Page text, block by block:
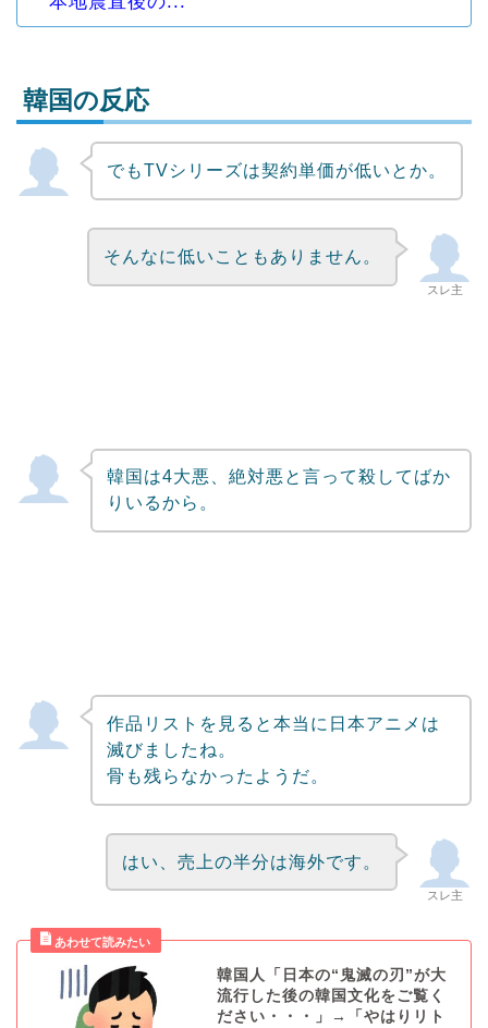
Powered by livedoor 相互RSS
韓国の反応
でもTVシリーズは契約単価が低いとか。
スレ主
そんなに低いこともありません。
韓国は4大悪、絶対悪と言って殺してばか
りいるから。
作品リストを見ると本当に日本アニメは
滅びましたね。
骨も残らなかったようだ。
スレ主
はい、売上の半分は海外です。
韓国人「日本の“鬼滅の刃”が大
流行した後の韓国文化をご覧く
ださい・・・」→「やはりリト